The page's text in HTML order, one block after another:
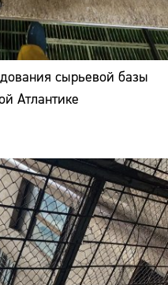
сырьевой базы
Атлантике